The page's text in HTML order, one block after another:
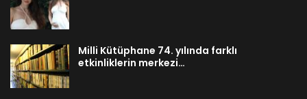
Milli Kütüphane 74. yılında farklı
etkinliklerin merkezi…